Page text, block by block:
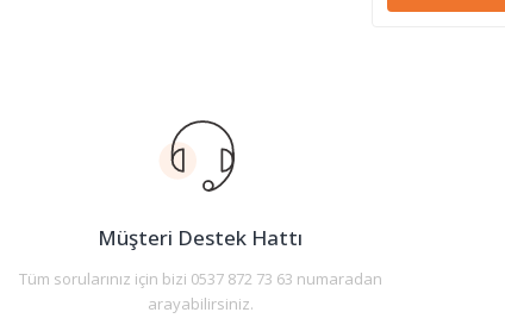
Müşteri Destek Hattı
Tüm sorularınız için bizi 0537 872 73 63 numaradan
arayabilirsiniz.